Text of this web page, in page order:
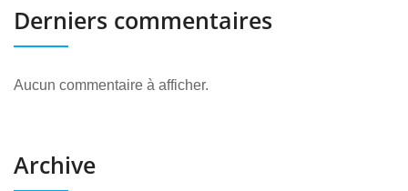
Derniers commentaires
Aucun commentaire à afficher.
Archive